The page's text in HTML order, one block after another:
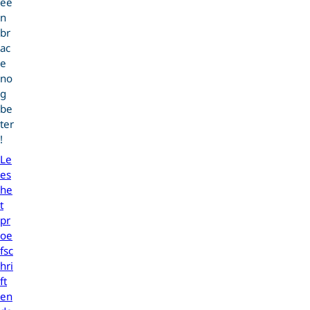
n
br
ac
e
no
g
be
ter
!
Le
es
he
t
pr
oe
fsc
hri
ft
en